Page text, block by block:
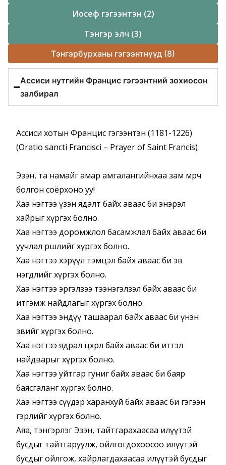
Иосеф гэгээнтэн (2)
Тэнгэр элч (3)
Тэнгэрбурханы гэгээнтнүүд (8)
Ассиси нутгийн Францис гэгээнтний зохиосон
залбирал
Ассиси хотын Францис гэгээнтэн (1181-1226)
(Oratio sancti Francisci – Prayer of Saint Francis)
Эзэн, та намайг амар амгалангийнхаа зам мөрч
болгон соёрхоно уу!
Хаа нэгтээ үзэн ядалт байх аваас би энэрэл
хайрыг хүргэх болно.
Хаа нэгтээ доромжлол басамжлал байх аваас би
уучлал өршөөлийг хүргэх болно.
Хаа нэгтээ хэрүүл тэмцэл байх аваас би эв
нэгдлийг хүргэх болно.
Хаа нэгтээ эргэлзээ тээнэгэлзэл байх аваас би
итгэмж найдлагыг хүргэх болно.
Хаа нэгтээ эндүү ташаарал байх аваас би үнэн
зөвийг хүргэх болно.
Хаа нэгтээ ядрал цөхрөл байх аваас би итгэл
найдварыг хүргэх болно.
Хаа нэгтээ уйтгар гуниг байх аваас би баяр
баясгаланг хүргэх болно.
Хаа нэгтээ сүүдэр харанхуй байх аваас би гэгээн
гэрлийг хүргэх болно.
Аяа, тэнгэрлэг Эзэн, тайтгарахаасаа илүүтэй
бусдыг тайтгаруулж, ойлгогдохоосоо илүүтэй
бусдыг ойлгож, хайрлагдахаасаа илүүтэй бусдыг